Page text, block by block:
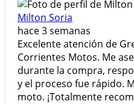
Milton Soria
hace 3 semanas
Excelente atención de
Corrientes Motos. Me
durante la compra,
y el proceso fue rápido.
moto. ¡Totalmente